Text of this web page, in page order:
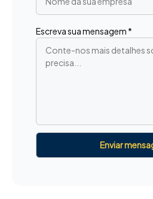
Escreva sua mensagem *